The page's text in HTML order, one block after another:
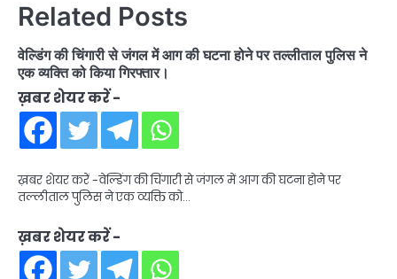
Related Posts
वेल्डिंग की चिंगारी से जंगल में आग की घटना होने पर तल्लीताल पुलिस ने
एक व्यक्ति को किया गिरफ्तार।
ख़बर शेयर करें -
ख़बर शेयर करें -वेल्डिंग की चिंगारी से जंगल में आग की घटना होने पर
तल्लीताल पुलिस ने एक व्यक्ति को…
ख़बर शेयर करें -